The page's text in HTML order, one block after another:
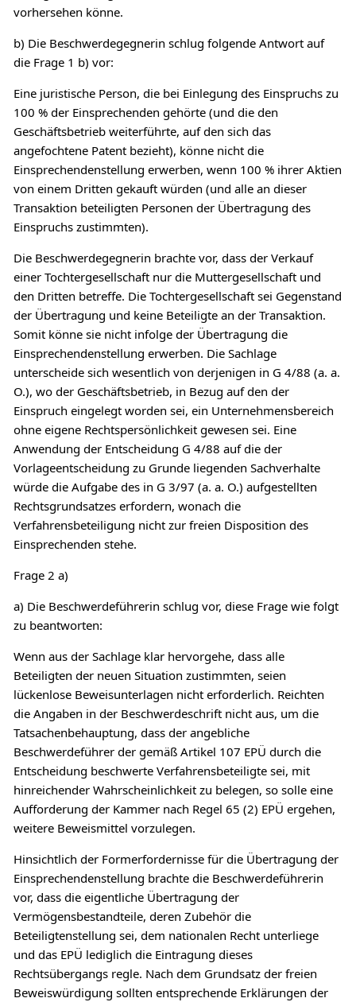
vorhersehen könne.
b) Die Beschwerdegegnerin schlug folgende Antwort auf
die Frage 1 b) vor:
Eine juristische Person, die bei Einlegung des Einspruchs zu
100 % der Einsprechenden gehörte (und die den
Geschäftsbetrieb weiterführte, auf den sich das
angefochtene Patent bezieht), könne nicht die
Einsprechendenstellung erwerben, wenn 100 % ihrer Aktien
von einem Dritten gekauft würden (und alle an dieser
Transaktion beteiligten Personen der Übertragung des
Einspruchs zustimmten).
Die Beschwerdegegnerin brachte vor, dass der Verkauf
einer Tochtergesellschaft nur die Muttergesellschaft und
den Dritten betreffe. Die Tochtergesellschaft sei Gegenstand
der Übertragung und keine Beteiligte an der Transaktion.
Somit könne sie nicht infolge der Übertragung die
Einsprechendenstellung erwerben. Die Sachlage
unterscheide sich wesentlich von derjenigen in G 4/88 (a. a.
O.), wo der Geschäftsbetrieb, in Bezug auf den der
Einspruch eingelegt worden sei, ein Unternehmensbereich
ohne eigene Rechtspersönlichkeit gewesen sei. Eine
Anwendung der Entscheidung G 4/88 auf die der
Vorlageentscheidung zu Grunde liegenden Sachverhalte
würde die Aufgabe des in G 3/97 (a. a. O.) aufgestellten
Rechtsgrundsatzes erfordern, wonach die
Verfahrensbeteiligung nicht zur freien Disposition des
Einsprechenden stehe.
Frage 2 a)
a) Die Beschwerdeführerin schlug vor, diese Frage wie folgt
zu beantworten:
Wenn aus der Sachlage klar hervorgehe, dass alle
Beteiligten der neuen Situation zustimmten, seien
lückenlose Beweisunterlagen nicht erforderlich. Reichten
die Angaben in der Beschwerdeschrift nicht aus, um die
Tatsachenbehauptung, dass der angebliche
Beschwerdeführer der gemäß Artikel 107 EPÜ durch die
Entscheidung beschwerte Verfahrensbeteiligte sei, mit
hinreichender Wahrscheinlichkeit zu belegen, so solle eine
Aufforderung der Kammer nach Regel 65 (2) EPÜ ergehen,
weitere Beweismittel vorzulegen.
Hinsichtlich der Formerfordernisse für die Übertragung der
Einsprechendenstellung brachte die Beschwerdeführerin
vor, dass die eigentliche Übertragung der
Vermögensbestandteile, deren Zubehör die
Beteiligtenstellung sei, dem nationalen Recht unterliege
und das EPÜ lediglich die Eintragung dieses
Rechtsübergangs regle. Nach dem Grundsatz der freien
Beweiswürdigung sollten entsprechende Erklärungen der